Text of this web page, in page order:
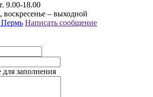
9.00-18.00
воскресенье – выходной
Пермь Написать сообщение
для заполнения